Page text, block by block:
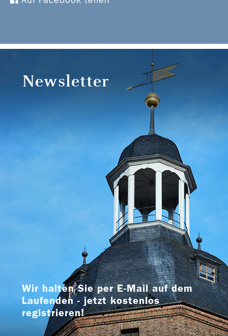
Newsletter
Wir halten Sie per E-Mail auf dem
Laufenden - jetzt kostenlos
registrieren!